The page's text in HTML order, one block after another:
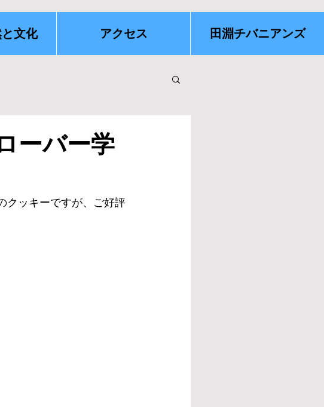
文化 アクセス 田淵チバニアンズ
ーバー学
クッキーですが、ご好評